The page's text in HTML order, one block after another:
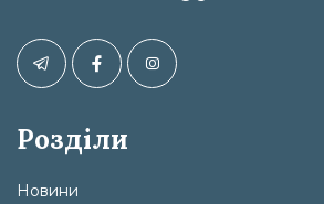
Розділи
Новини